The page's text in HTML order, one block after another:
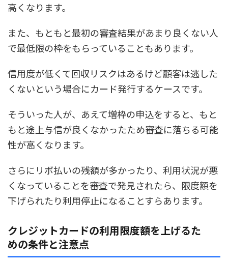
高くなります。
また、もともと最初の審査結果があまり良くない人
で最低限の枠をもらっていることもあります。
信用度が低くて回収リスクはあるけど顧客は逃した
くないという場合にカード発行するケースです。
そういった人が、あえて増枠の申込をすると、もと
もと途上与信が良くなかったため審査に落ちる可能
性が高くなります。
さらにリボ払いの残額が多かったり、利用状況が悪
くなっていることを審査で発見されたら、限度額を
下げられたり利用停止になることすらあります。
クレジットカードの利用限度額を上げるた
めの条件と注意点